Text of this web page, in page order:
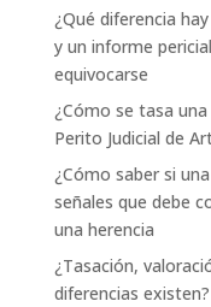
¿Qué diferencia
y un informe
equivocarse
¿Cómo se tasa
Perito Judicial de
¿Cómo saber si
señales que debe
una herencia
¿Tasación,
diferencias existen?